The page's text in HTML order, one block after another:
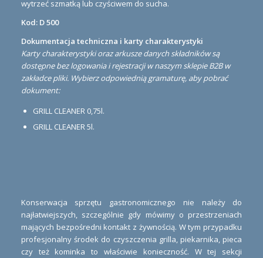
wytrzeć szmatką lub czyściwem do sucha.
Kod: D 500
Dokumentacja techniczna i karty charakterystyki
Karty charakterystyki oraz arkusze danych składników są
dostępne bez logowania i rejestracji w naszym sklepie B2B w
zakładce pliki. Wybierz odpowiednią gramaturę, aby pobrać
dokument:
GRILL CLEANER 0,75l.
GRILL CLEANER 5l.
Konserwacja sprzętu gastronomicznego nie należy do
najłatwiejszych, szczególnie gdy mówimy o przestrzeniach
mających bezpośredni kontakt z żywnością. W tym przypadku
profesjonalny środek do czyszczenia grilla, piekarnika, pieca
czy też kominka to właściwie konieczność. W tej sekcji